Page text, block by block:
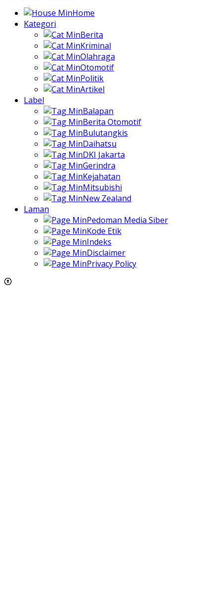
Home
Kategori
Berita
Kriminal
Olahraga
Otomotif
Politik
Artikel
Label
Balapan
Berita Otomotif
Bulutangkis
Daihatsu
DKI Jakarta
Gerindra
Kejahatan
Mitsubishi
New Zealand
Laman
Pedoman Media Siber
Kode Etik
Indeks
Disclaimer
Privacy Policy